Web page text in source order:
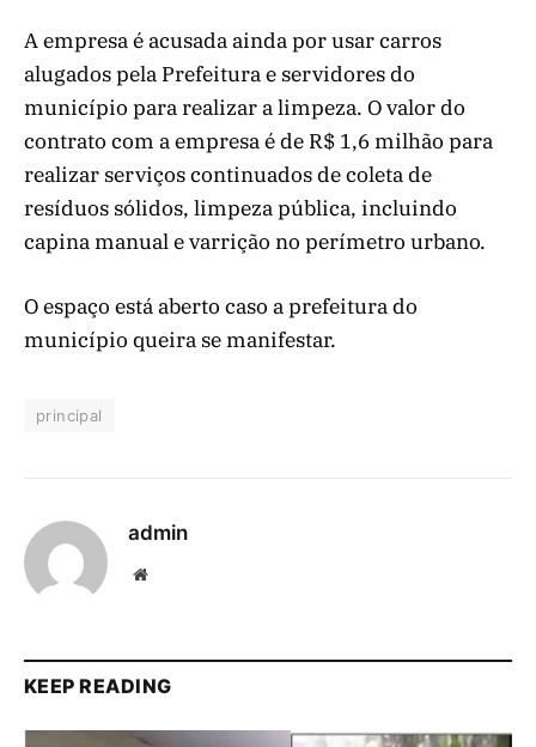
A empresa é acusada ainda por usar carros
alugados pela Prefeitura e servidores do
município para realizar a limpeza. O valor do
contrato com a empresa é de R$ 1,6 milhão para
realizar serviços continuados de coleta de
resíduos sólidos, limpeza pública, incluindo
capina manual e varrição no perímetro urbano.
O espaço está aberto caso a prefeitura do
município queira se manifestar.
principal
admin
Website
KEEP READING